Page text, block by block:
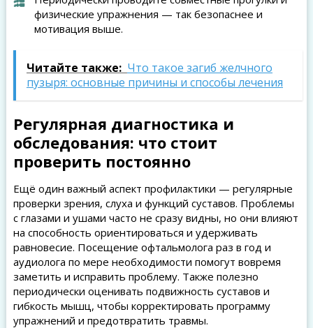
физические упражнения — так безопаснее и
мотивация выше.
Читайте также: Что такое загиб желчного
пузыря: основные причины и способы лечения
Регулярная диагностика и
обследования: что стоит
проверить постоянно
Ещё один важный аспект профилактики — регулярные
проверки зрения, слуха и функций суставов. Проблемы
с глазами и ушами часто не сразу видны, но они влияют
на способность ориентироваться и удерживать
равновесие. Посещение офтальмолога раз в год и
аудиолога по мере необходимости помогут вовремя
заметить и исправить проблему. Также полезно
периодически оценивать подвижность суставов и
гибкость мышц, чтобы корректировать программу
упражнений и предотвратить травмы.